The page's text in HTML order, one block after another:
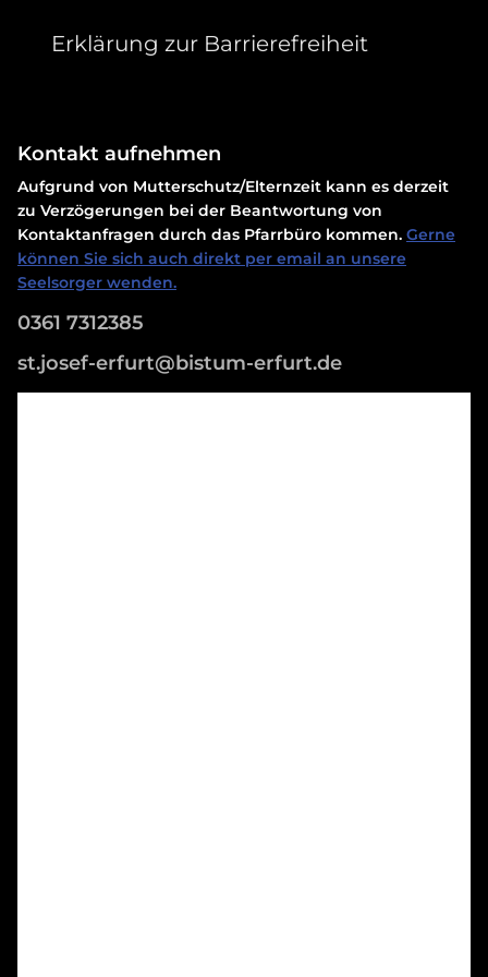
Erklärung zur Barrierefreiheit
Kontakt aufnehmen
Aufgrund von Mutterschutz/Elternzeit kann es derzeit
zu Verzögerungen bei der Beantwortung von
Kontaktanfragen durch das Pfarrbüro kommen. Gerne
können Sie sich auch direkt per email an unsere
Seelsorger wenden.
0361 7312385
st.josef-erfurt@bistum-erfurt.de